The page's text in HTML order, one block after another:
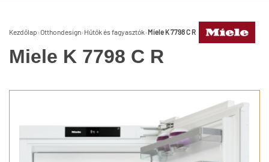
Kezdőlap›Otthondesign› Hűtők és fagyasztók›Miele K 7798 C R
Miele K 7798 C R